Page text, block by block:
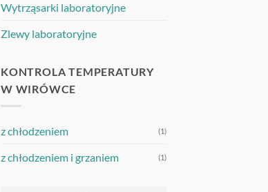
Wytrząsarki laboratoryjne
Zlewy laboratoryjne
KONTROLA TEMPERATURY
W WIRÓWCE
z chłodzeniem (1)
z chłodzeniem i grzaniem (1)